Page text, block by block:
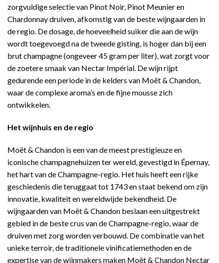
zorgvuldige selectie van Pinot Noir, Pinot Meunier en
Chardonnay druiven, afkomstig van de beste wijngaarden in
de regio. De dosage, de hoeveelheid suiker die aan de wijn
wordt toegevoegd na de tweede gisting, is hoger dan bij een
brut champagne (ongeveer 45 gram per liter), wat zorgt voor
de zoetere smaak van Nectar Impérial. De wijn rijpt
gedurende een periode in de kelders van Moët & Chandon,
waar de complexe aroma’s en de fijne mousse zich
ontwikkelen.
Het wijnhuis en de regio
Moët & Chandon is een van de meest prestigieuze en
iconische champagnehuizen ter wereld, gevestigd in Épernay,
het hart van de Champagne-regio. Het huis heeft een rijke
geschiedenis die teruggaat tot 1743 en staat bekend om zijn
innovatie, kwaliteit en wereldwijde bekendheid. De
wijngaarden van Moët & Chandon beslaan een uitgestrekt
gebied in de beste crus van de Champagne-regio, waar de
druiven met zorg worden verbouwd. De combinatie van het
unieke terroir, de traditionele vinificatiemethoden en de
expertise van de wijnmakers maken Moët & Chandon Nectar